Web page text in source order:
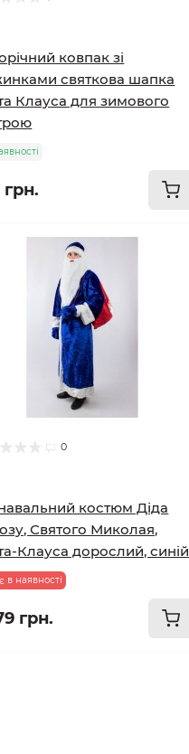
ковпак зі
святкова шапка
Клауса для зимового
грн.
0
костюм Діда
Святого Миколая,
Клауса дорослий, синій
в наявності
грн.